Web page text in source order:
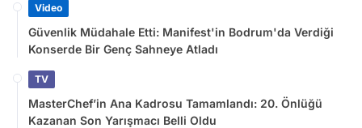
Video
Güvenlik Müdahale Etti: Manifest'in Bodrum'da Verdiği
Konserde Bir Genç Sahneye Atladı
TV
MasterChef’in Ana Kadrosu Tamamlandı: 20. Önlüğü
Kazanan Son Yarışmacı Belli Oldu